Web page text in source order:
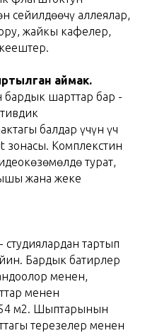
сейилдөөчү аллеялар,
жайкы кафелер,
аймак.
бардык шарттар бар -
балдар үчүн үч
зонасы. Комплекстин
турат,
жана жеке
тартып
Бардык батирлер
менен,
менен
м2. Шыптарынын
терезелер менен